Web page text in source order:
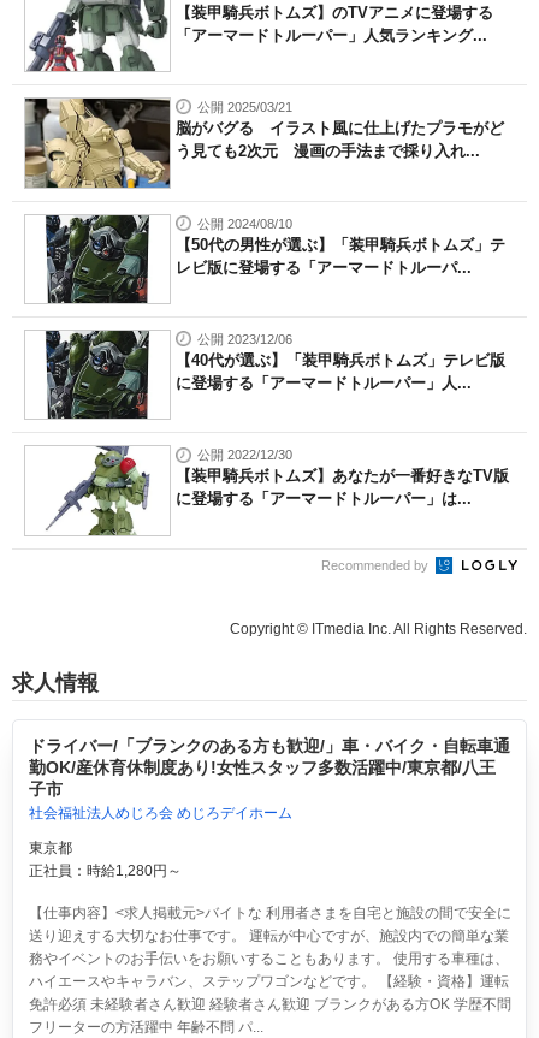
【装甲騎兵ボトムズ】のTVアニメに登場する
「アーマードトルーパー」人気ランキング...
公開 2025/03/21
脳がバグる イラスト風に仕上げたプラモがど
う見ても2次元 漫画の手法まで採り入れ...
公開 2024/08/10
【50代の男性が選ぶ】「装甲騎兵ボトムズ」テ
レビ版に登場する「アーマードトルーパ...
公開 2023/12/06
【40代が選ぶ】「装甲騎兵ボトムズ」テレビ版
に登場する「アーマードトルーパー」人...
公開 2022/12/30
【装甲騎兵ボトムズ】あなたが一番好きなTV版
に登場する「アーマードトルーパー」は...
Recommended by
Copyright © ITmedia Inc. All Rights Reserved.
求人情報
ドライバー/「ブランクのある方も歓迎/」車・バイク・自転車通
勤OK/産休育休制度あり!女性スタッフ多数活躍中/東京都/八王
子市
社会福祉法人めじろ会 めじろデイホーム
東京都
正社員：時給1,280円～
【仕事内容】<求人掲載元>バイトな 利用者さまを自宅と施設の間で安全に
送り迎えする大切なお仕事です。 運転が中心ですが、施設内での簡単な業
務やイベントのお手伝いをお願いすることもあります。 使用する車種は、
ハイエースやキャラバン、ステップワゴンなどです。 【経験・資格】運転
免許必須 未経験者さん歓迎 経験者さん歓迎 ブランクがある方OK 学歴不問
フリーターの方活躍中 年齢不問 パ...